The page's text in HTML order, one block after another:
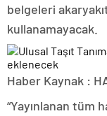
belgeleri
kullanamayacak.
Haber Kaynak :
“Yayınlanan tüm